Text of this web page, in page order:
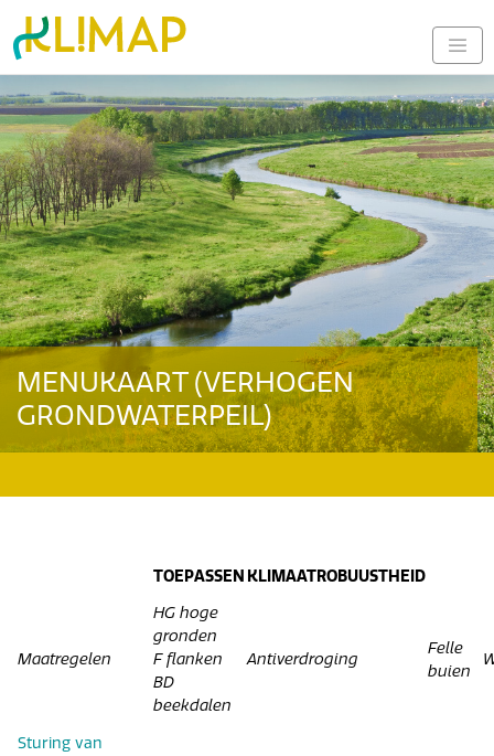
MENUKAART (VERHOGEN
GRONDWATERPEIL)
TOEPASSEN KLIMAATROBUUSTHEID
Maatregelen
HG hoge
gronden
F flanken
BD
beekdalen
Antiverdroging
Felle
buien
Sturing van